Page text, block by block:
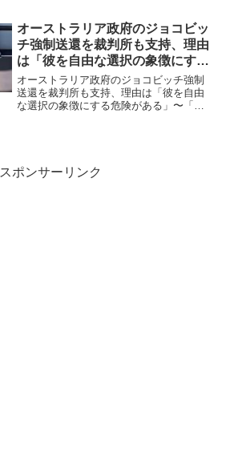
ラフェン・オキサイ...
オーストラリア政府のジョコビッ
チ強制送還を裁判所も支持、理由
は「彼を自由な選択の象徴にする
危険がある」〜「ワクチン絶対
善」の全体主義に抗議する世界中
の人々
オーストラリア政府のジョコビッチ強制
送還を裁判所も支持、理由は「彼を自由
な選択の象徴にする危険がある」〜「ワ
スポンサーリンク